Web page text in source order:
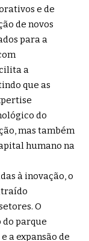
e de
de novos
para a
a
que as
do
mas também
humano na
à inovação, o
O
parque
a expansão de